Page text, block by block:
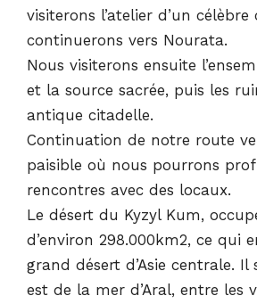
visiterons l’atelier d’un
continuerons vers Nourata.
Nous visiterons ensuite
et la source sacrée, puis les
antique citadelle.
Continuation de notre route
paisible où nous pourrons
rencontres avec des locaux.
Le désert du Kyzyl Kum,
d’environ 298.000km2, ce qui
grand désert d’Asie centrale. Il
est de la mer d’Aral, entre les